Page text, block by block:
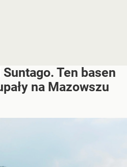
Ten basen
na Mazowszu